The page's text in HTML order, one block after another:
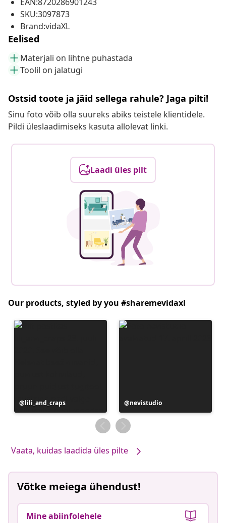
SKU:3097873
Brand:vidaXL
Eelised
Materjali on lihtne puhastada
Toolil on jalatugi
Ostsid toote ja jäid sellega rahule? Jaga pilti!
Sinu foto võib olla suureks abiks teistele klientidele.
Pildi üleslaadimiseks kasuta allolevat linki.
Laadi üles pilt
Our products, styled by you #sharemevidaxl
Postitus
avaldatud
lili_and_craps
Postitus
avaldatud
nevistudio
Vaata, kuidas laadida üles pilte
Võtke meiega ühendust!
Mine abiinfolehele